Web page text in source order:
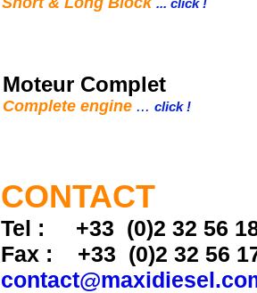
... click !
Moteur Complet
Complete engine ... click !
CONTACT
Tel : +33 (0)2 32 56
Fax : +33 (0)2 32 56